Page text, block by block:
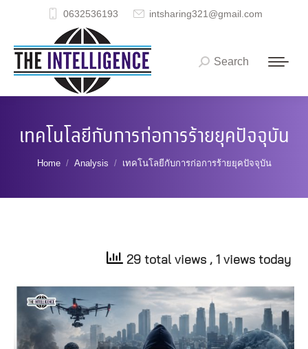
0632536193 intsharing321@gmail.com
Search:
Search
เทคโนโลยีกับการก่อการร้ายยุคปัจจุบัน
You are here:
Home Analysis เทคโนโลยีกับการก่อการร้ายยุคปัจจุบัน
29 total views , 1 views today